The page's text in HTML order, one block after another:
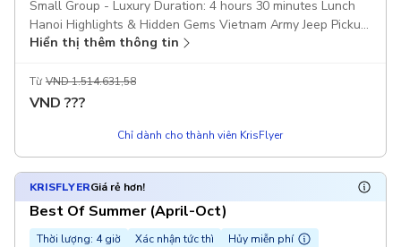
Small Group - Luxury Duration: 4 hours 30 minutes Lunch
Hanoi Highlights & Hidden Gems Vietnam Army Jeep Pickup
included
Hiển thị thêm thông tin
Từ VND 1.514.631,58
VND ???
Chỉ dành cho thành viên KrisFlyer
KRISFLYERGiá rẻ hơn!
Best Of Summer (April-Oct)
Thời lượng: 4 giờ Xác nhận tức thì Hủy miễn phí